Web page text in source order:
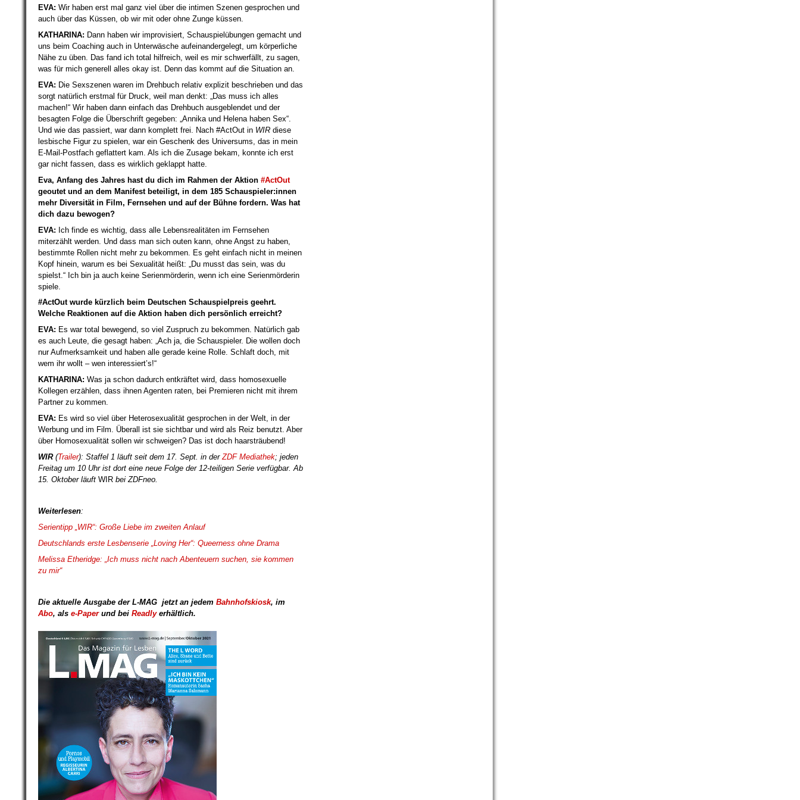
EVA: Wir haben erst mal ganz viel über die intimen Szenen gesprochen und
auch über das Küssen, ob wir mit oder ohne Zunge küssen.
KATHARINA: Dann haben wir improvisiert, Schauspielübungen gemacht und
uns beim Coaching auch in Unterwäsche aufeinandergelegt, um körperliche
Nähe zu üben. Das fand ich total hilfreich, weil es mir schwerfällt, zu sagen,
was für mich generell alles okay ist. Denn das kommt auf die Situation an.
EVA: Die Sexszenen waren im Drehbuch relativ explizit beschrieben und das
sorgt natürlich erstmal für Druck, weil man denkt: „Das muss ich alles
machen!“ Wir haben dann einfach das Drehbuch ausgeblendet und der
besagten Folge die Überschrift gegeben: „Annika und Helena haben Sex“.
Und wie das passiert, war dann komplett frei. Nach #ActOut in WIR diese
lesbische Figur zu spielen, war ein Geschenk des Universums, das in mein
E-Mail-Postfach geflattert kam. Als ich die Zusage bekam, konnte ich erst
gar nicht fassen, dass es wirklich geklappt hatte.
Eva, Anfang des Jahres hast du dich im Rahmen der Aktion #ActOut
geoutet und an dem Manifest beteiligt, in dem 185 Schauspieler:innen
mehr Diversität in Film, Fernsehen und auf der Bühne fordern. Was hat
dich dazu bewogen?
EVA: Ich finde es wichtig, dass alle Lebensrealitäten im Fernsehen
miterzählt werden. Und dass man sich outen kann, ohne Angst zu haben,
bestimmte Rollen nicht mehr zu bekommen. Es geht einfach nicht in meinen
Kopf hinein, warum es bei Sexualität heißt: „Du musst das sein, was du
spielst.“ Ich bin ja auch keine Serienmörderin, wenn ich eine Serienmörderin
spiele.
#ActOut wurde kürzlich beim Deutschen Schauspielpreis geehrt.
Welche Reaktionen auf die Aktion haben dich persönlich erreicht?
EVA: Es war total bewegend, so viel Zuspruch zu bekommen. Natürlich gab
es auch Leute, die gesagt haben: „Ach ja, die Schauspieler. Die wollen doch
nur Aufmerksamkeit und haben alle gerade keine Rolle. Schlaft doch, mit
wem ihr wollt – wen interessiert’s!“
KATHARINA: Was ja schon dadurch entkräftet wird, dass homosexuelle
Kollegen erzählen, dass ihnen Agenten raten, bei Premieren nicht mit ihrem
Partner zu kommen.
EVA: Es wird so viel über Heterosexualität gesprochen in der Welt, in der
Werbung und im Film. Überall ist sie sichtbar und wird als Reiz benutzt. Aber
über Homosexualität sollen wir schweigen? Das ist doch haarsträubend!
WIR (Trailer): Staffel 1 läuft seit dem 17. Sept. in der ZDF Mediathek; jeden
Freitag um 10 Uhr ist dort eine neue Folge der 12-teiligen Serie verfügbar. Ab
15. Oktober läuft WIR bei ZDFneo.
Weiterlesen:
Serientipp „WIR“: Große Liebe im zweiten Anlauf
Deutschlands erste Lesbenserie „Loving Her“: Queerness ohne Drama
Melissa Etheridge: „Ich muss nicht nach Abenteuern suchen, sie kommen
zu mir“
Die aktuelle Ausgabe der L-MAG jetzt an jedem Bahnhofskiosk, im
Abo, als e-Paper und bei Readlyerhältlich.